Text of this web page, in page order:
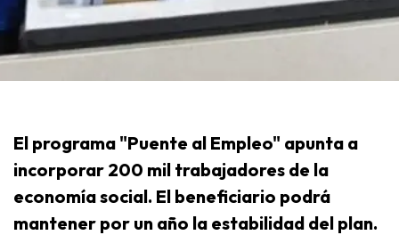
El programa "Puente al Empleo" apunta a
incorporar 200 mil trabajadores de la
economía social. El beneficiario podrá
mantener por un año la estabilidad del plan.